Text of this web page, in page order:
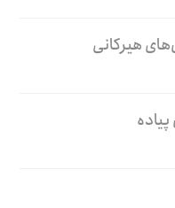
هیرکانی